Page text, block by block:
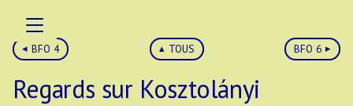
BFO 4 TOUS BFO 6
Regards sur Kosztolányi